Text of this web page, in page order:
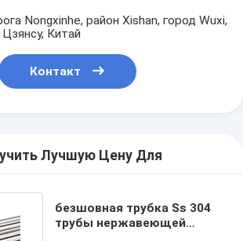
Nongxinhe, район Xishan, город Wuxi,
Китай
Контакт
Лучшую Цену Для
безшовная трубка Ss 304
трубы нержавеющей